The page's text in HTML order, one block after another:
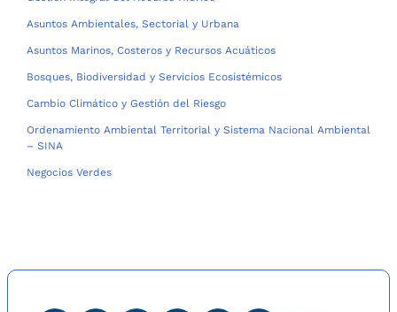
Asuntos Ambientales, Sectorial y Urbana
Asuntos Marinos, Costeros y Recursos Acuáticos
Bosques, Biodiversidad y Servicios Ecosistémicos
Cambio Climático y Gestión del Riesgo
Ordenamiento Ambiental Territorial y Sistema Nacional Ambiental
– SINA
Negocios Verdes